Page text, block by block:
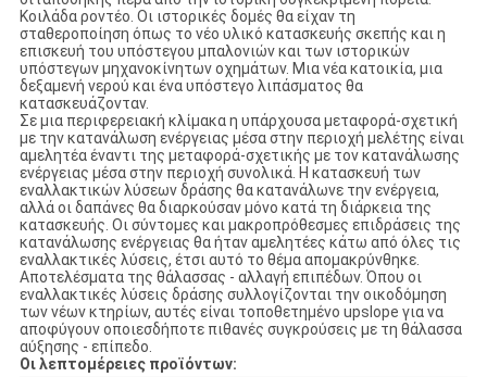
Κοιλάδα ροντέο. Οι ιστορικές δομές θα είχαν τη
σταθεροποίηση όπως το νέο υλικό κατασκευής σκεπής και η
επισκευή του υπόστεγου μπαλονιών και των ιστορικών
υπόστεγων μηχανοκίνητων οχημάτων. Μια νέα κατοικία, μια
δεξαμενή νερού και ένα υπόστεγο λιπάσματος θα
κατασκευάζονταν.
Σε μια περιφερειακή κλίμακα η υπάρχουσα μεταφορά-σχετική
με την κατανάλωση ενέργειας μέσα στην περιοχή μελέτης είναι
αμελητέα έναντι της μεταφορά-σχετικής με τον κατανάλωσης
ενέργειας μέσα στην περιοχή συνολικά. Η κατασκευή των
εναλλακτικών λύσεων δράσης θα κατανάλωνε την ενέργεια,
αλλά οι δαπάνες θα διαρκούσαν μόνο κατά τη διάρκεια της
κατασκευής. Οι σύντομες και μακροπρόθεσμες επιδράσεις της
κατανάλωσης ενέργειας θα ήταν αμελητέες κάτω από όλες τις
εναλλακτικές λύσεις, έτσι αυτό το θέμα απομακρύνθηκε.
Αποτελέσματα της θάλασσας - αλλαγή επιπέδων. Όπου οι
εναλλακτικές λύσεις δράσης συλλογίζονται την οικοδόμηση
των νέων κτηρίων, αυτές είναι τοποθετημένο upslope για να
αποφύγουν οποιεσδήποτε πιθανές συγκρούσεις με τη θάλασσα
αύξησης - επίπεδο.
Οι λεπτομέρειες προϊόντων: